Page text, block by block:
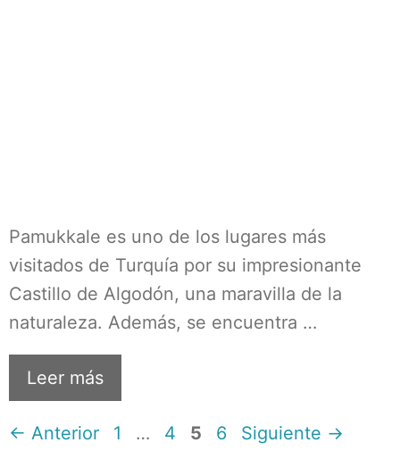
Pamukkale es uno de los lugares más
visitados de Turquía por su impresionante
Castillo de Algodón, una maravilla de la
naturaleza. Además, se encuentra …
Leer más
← Anterior Página
1 … Página
4 Página
5 Página
6 Siguiente →